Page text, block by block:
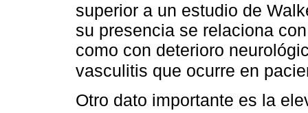
superior a un estudio de
su presencia se relaciona
como con deterioro
vasculitis que ocurre en
Otro dato importante es la